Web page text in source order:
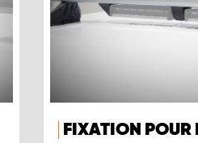
FIXATION POUR